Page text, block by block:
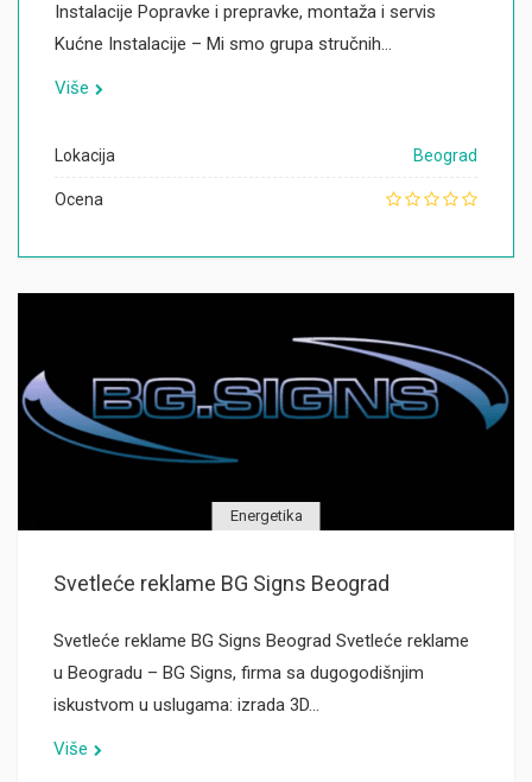
Instalacije Popravke i prepravke, montaža i servis
Kućne Instalacije – Mi smo grupa stručnih…
Više
Lokacija Beograd
Ocena
Energetika
Svetleće reklame BG Signs Beograd
Svetleće reklame BG Signs Beograd Svetleće reklame
u Beogradu – BG Signs, firma sa dugogodišnjim
iskustvom u uslugama: izrada 3D…
Više